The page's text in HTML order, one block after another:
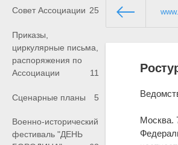
Совет Ассоциации 25
Приказы,
циркулярные письма,
распоряжения по
Ассоциации
11
Сценарные планы 5
Военно-исторический
фестиваль "ДЕНЬ
Москва.